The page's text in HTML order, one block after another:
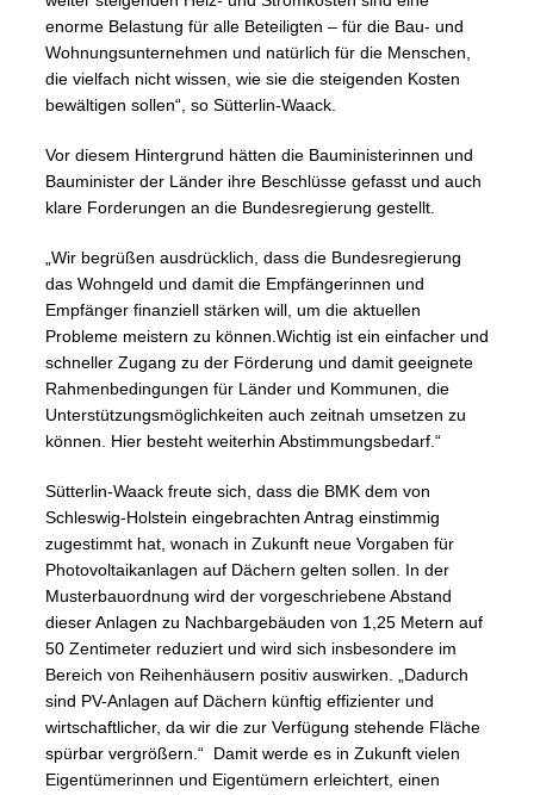
enorme Belastung für alle Beteiligten – für die Bau- und
Wohnungsunternehmen und natürlich für die Menschen,
die vielfach nicht wissen, wie sie die steigenden Kosten
bewältigen sollen“, so Sütterlin-Waack.
Vor diesem Hintergrund hätten die Bauministerinnen und
Bauminister der Länder ihre Beschlüsse gefasst und auch
klare Forderungen an die Bundesregierung gestellt.
„Wir begrüßen ausdrücklich, dass die Bundesregierung
das Wohngeld und damit die Empfängerinnen und
Empfänger finanziell stärken will, um die aktuellen
Probleme meistern zu können.Wichtig ist ein einfacher und
schneller Zugang zu der Förderung und damit geeignete
Rahmenbedingungen für Länder und Kommunen, die
Unterstützungsmöglichkeiten auch zeitnah umsetzen zu
können. Hier besteht weiterhin Abstimmungsbedarf.“
Sütterlin-Waack freute sich, dass die BMK dem von
Schleswig-Holstein eingebrachten Antrag einstimmig
zugestimmt hat, wonach in Zukunft neue Vorgaben für
Photovoltaikanlagen auf Dächern gelten sollen. In der
Musterbauordnung wird der vorgeschriebene Abstand
dieser Anlagen zu Nachbargebäuden von 1,25 Metern auf
50 Zentimeter reduziert und wird sich insbesondere im
Bereich von Reihenhäusern positiv auswirken. „Dadurch
sind PV-Anlagen auf Dächern künftig effizienter und
wirtschaftlicher, da wir die zur Verfügung stehende Fläche
spürbar vergrößern.“ Damit werde es in Zukunft vielen
Eigentümerinnen und Eigentümern erleichtert, einen